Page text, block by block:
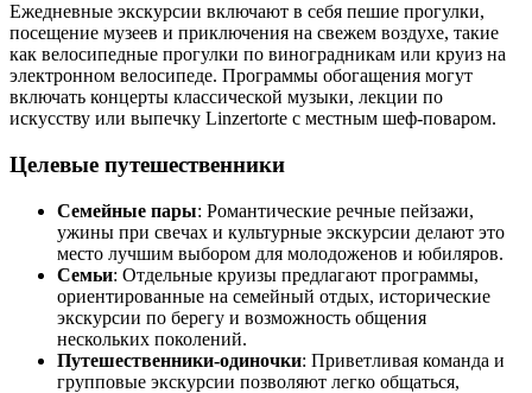
Ежедневные экскурсии включают в себя пешие прогулки,
посещение музеев и приключения на свежем воздухе, такие
как велосипедные прогулки по виноградникам или круиз на
электронном велосипеде. Программы обогащения могут
включать концерты классической музыки, лекции по
искусству или выпечку Linzertorte с местным шеф-поваром.
Целевые путешественники
Семейные пары: Романтические речные пейзажи,
ужины при свечах и культурные экскурсии делают это
место лучшим выбором для молодоженов и юбиляров.
Семьи: Отдельные круизы предлагают программы,
ориентированные на семейный отдых, исторические
экскурсии по берегу и возможность общения
нескольких поколений.
Путешественники-одиночки: Приветливая команда и
групповые экскурсии позволяют легко общаться,